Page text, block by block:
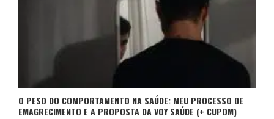
O PESO DO COMPORTAMENTO NA SAÚDE: MEU PROCESSO DE
EMAGRECIMENTO E A PROPOSTA DA VOY SAÚDE (+ CUPOM)